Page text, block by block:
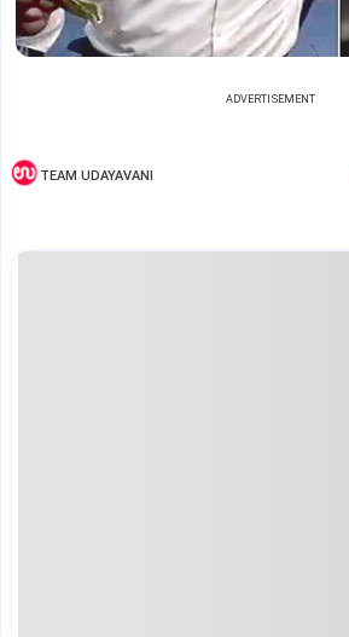
ADVERTISEMENT
TEAM UDAYAVANI